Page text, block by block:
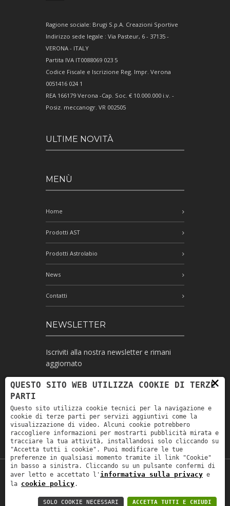
Ragione sociale: Brugi S.p.A. Creazioni Sportive
Indirizzo sede legale : Via Pasteur, 6 - 37135 -
VERONA - ITALY
Partita IVA IT0088069 023 5
Codice Fiscale e Iscrizione Reg. Impr. Verona
0051416 024 1
REA 166179 Verona -Cap. Soc. € 10.000.000 i.v. -
Posiz. meccanogr. VR 002505
ULTIME NOVITÀ
MENÙ
Home
Prodotti AST
Prodotti Astrolabio
News
Contatti
NEWSLETTER
Iscriviti alla nostra newsletter e rimani
aggiornato
Ho letto l'informativa e autorizzo il
trattamento dei miei dati personali per le
finalità ivi indicate *
Copyright © 2019Astrolabio. P.IVA:
Privacy policy-Privacy policy B2B -Area
×
QUESTO SITO WEB UTILIZZA COOKIE DI TERZE
PARTI
Questo sito utilizza cookie tecnici per la navigazione e
cookie di terze parti per servizi aggiuntivi come la
visualizzazione di video. Alcuni cookie potrebbero
raccogliere informazioni per mostrarti pubblicità mirata e
tracciare la tua attività, installandosi solo cliccando su
"Accetta tutti i cookie". Puoi modificare le tue
preferenze in qualsiasi momento tramite il link "Cookie"
in basso a sinistra. Cliccando su un pulsante confermi di
aver letto e accettato l' informativa sulla privacy e
la cookie policy.
ACCETTA TUTTI E CHIUDI
SOLO COOKIE NECESSARI